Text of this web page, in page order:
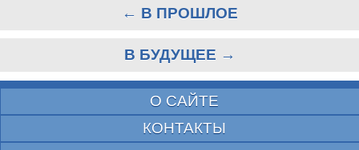
← В ПРОШЛОЕ
В БУДУЩЕЕ →
О САЙТЕ
КОНТАКТЫ